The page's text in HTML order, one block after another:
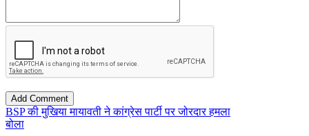
BSP की मुखिया मायावती ने कांग्रेस पार्टी पर जोरदार हमला
बोला